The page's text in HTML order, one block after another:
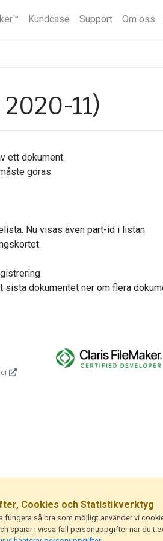
Kundcase Support Om oss
11)
ett dokument
göras
Nu visas även part-id i listan
dokumentet ner om flera
Cookies och Statistikverktyg
fungera så bra som möjligt använder vi
sparar i vissa fall personuppgifter när du